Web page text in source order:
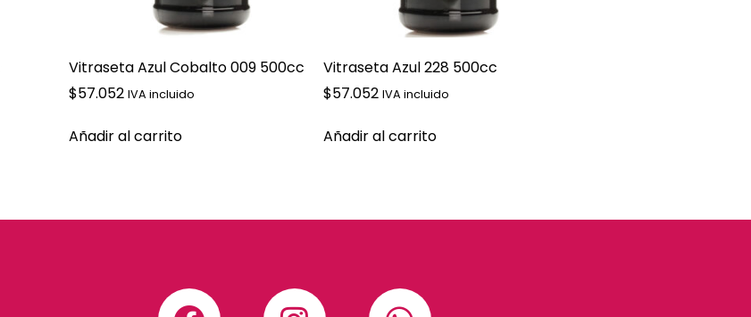
Vitraseta Azul Cobalto 009 500cc
$57.052 IVA incluido
Añadir al carrito
Vitraseta Azul 228 500cc
$57.052 IVA incluido
Añadir al carrito